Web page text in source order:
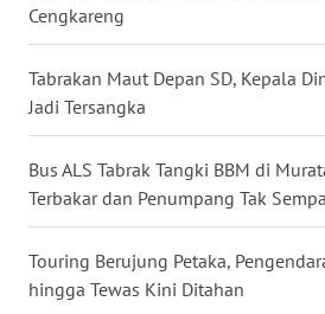
Cengkareng
Tabrakan Maut Depan SD, Kepala
Jadi Tersangka
Bus ALS Tabrak Tangki BBM di
Terbakar dan Penumpang Tak
Touring Berujung Petaka,
hingga Tewas Kini Ditahan
WN
WN